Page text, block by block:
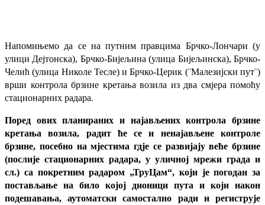
Напомињемо да се на путним правцима Брчко-Лончари (у
улици Дејтонска), Брчко-Бијељина (улица Бијељинска), Брчко-
Челић (улица Николе Тесле) и Брчко-Церик (¨Малезијски пут¨)
врши контрола брзине кретања возила из два смјера помоћу
стационарних радара.
Поред ових планираних и најављених контрола брзине
кретања возила, радит ће се и ненајављене контроле
брзине, посебно на мјестима гдје се развијају веће брзине
(послије стационарних радара, у уличној мрежи града и
сл.) са покретним радаром „ТруЦам“, који је погодан за
постављање на било којој дионици пута и који након
подешавања, аутоматски самостално ради и региструје